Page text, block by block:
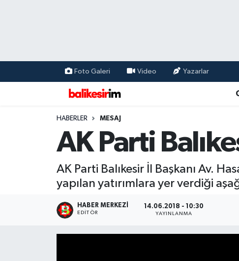
Foto Galeri Video Yazarlar
HABERLER MESAJ
AK Parti
AK Parti Balıkesir İl Başkanı Av.
yapılan yatırımlara yer verdiği
HABER MERKEZI
EDITÖR
14.06.2018 - 10:30
YAYINLANMA